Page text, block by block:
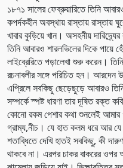
১৮৭১ সালের ফেব্রুয়ারিতে তিনি
কপর্দকহীন অবস্থায় রাস্তায় রাস্তায়
খাবার কুড়িয়ে খান। অসহনীয়
তিনি আবারও শারলভিলের দিকে পায়ে
লাইব্রেরিতে পড়ালেখা শুরু করেন।
রচনাবলীর সঙ্গে পরিচিত হন।
এপ্রিলে সবকিছু ছেড়েছুড়ে আবারও
সম্পর্কে স্পষ্ট ধারণা তার দূষিত রক্ত
কোনো রকম পেশার কথা শুনলেই আমার
গ্রাম্য,নীচ। যে হাত কলম ধরে আর
শতাব্ধিতে দেখি হাতই সবকিছু, কী
থাকবে না। এরপর চাকর বাকরের ওপর